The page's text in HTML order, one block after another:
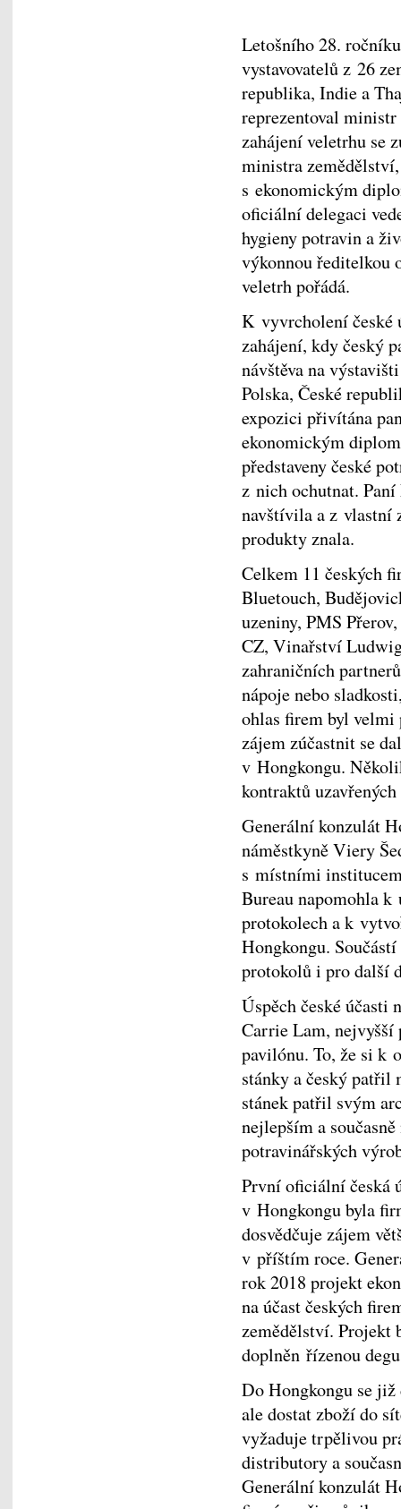
Letošního 28.
vystavovatelů z 26
republika, Indie a
reprezentoval
zahájení veletrhu se
ministra
s ekonomickým
oficiální delegaci
hygieny potravin a
výkonnou ředitelkou
veletrh pořádá.
K vyvrcholení české
zahájení, kdy český
návštěva na
Polska, České
expozici přivítána
ekonomickým
představeny české
z nich ochutnat.
navštívila a z vlastní
produkty znala.
Celkem 11 českých
Bluetouch,
uzeniny, PMS
CZ, Vinařství Ludwig
zahraničních
nápoje nebo
ohlas firem byl
zájem zúčastnit se
v Hongkongu.
kontraktů
Generální konzulát
náměstkyně Viery
s místními
Bureau napomohla
protokolech a k
Hongkongu.
protokolů i pro další
Úspěch české účasti
Carrie Lam, nejvyšší
pavilónu. To, že si k
stánky a český patřil
stánek patřil svým
nejlepším a
potravinářských
První oficiální česká
v Hongkongu byla
dosvědčuje zájem
v příštím roce.
rok 2018 projekt
na účast českých
zemědělství. Projekt
doplněn řízenou
Do Hongkongu se již
ale dostat zboží do
vyžaduje trpělivou
distributory a
Generální konzulát